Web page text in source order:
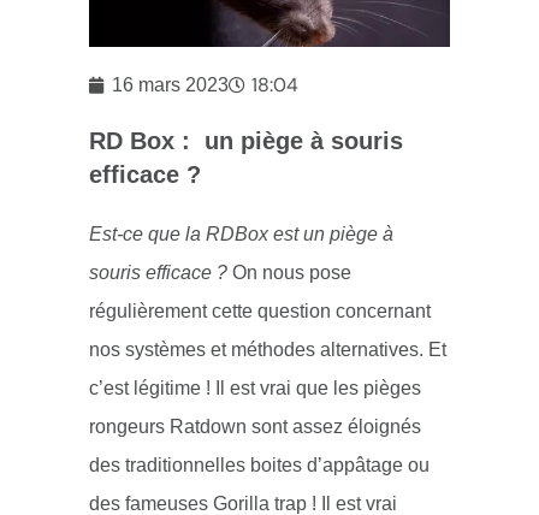
16 mars 2023 18:04
RD Box : un piège à souris
efficace ?
Est-ce que la RDBox est un piège à
souris efficace ? On nous pose
régulièrement cette question concernant
nos systèmes et méthodes alternatives. Et
c’est légitime ! Il est vrai que les pièges
rongeurs Ratdown sont assez éloignés
destraditionnelles boites d’appâtage ou
des fameusesGorilla trap ! Il est vrai